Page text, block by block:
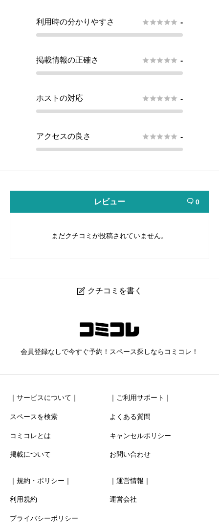
利用時の分かりやすさ  -
掲載情報の正確さ  -
ホストの対応  -
アクセスの良さ  -
レビュー  0
まだクチコミが投稿されていません。
 クチコミを書く
備のレンタル多目的スペース！
 
会員登録なしで今すぐ予約！スペース探しならコミコレ！
｜サービスについて｜
スペースを検索
コミコレとは
掲載について
｜ご利用サポート｜
よくある質問
キャンセルポリシー
お問い合わせ
｜規約・ポリシー｜
利用規約
プライバシーポリシー
｜運営情報｜
運営会社